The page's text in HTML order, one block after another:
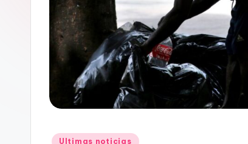
Posted
Ultimas noticias